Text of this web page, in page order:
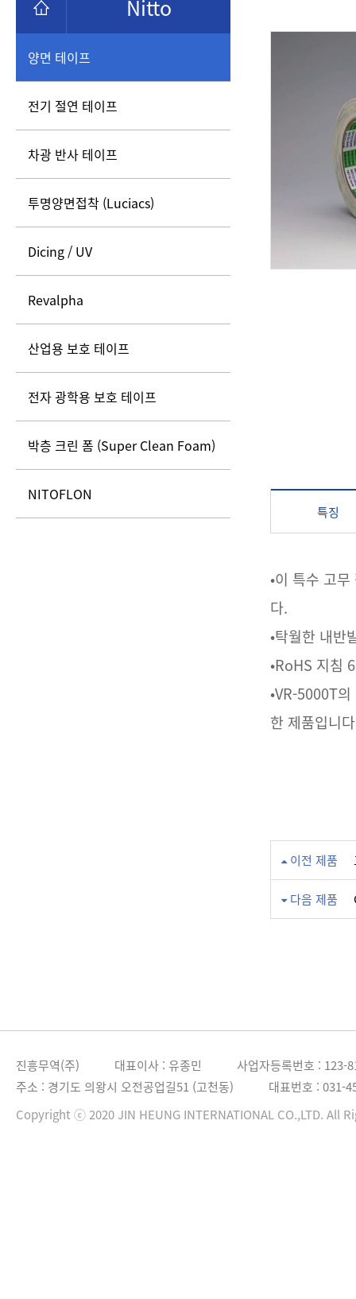
Nitto
양면 테이프
전기 절연 테이프
차광 반사 테이프
투명양면접착 (Luciacs)
Dicing / UV
Revalpha
산업용 보호 테이프
전자 광학용 보호 테이프
박층 크린 폼 (Super Clean Foam)
NITOFLON
특징
•이 특수 고
다.
•탁월한 내반
•RoHS 지침
•VR-5000T
한 제품입니
이전 제품
다음 제품
진흥무역(주) 대표이사 : 유종민
사업자등록번호 : 123-
주소 : 경기도 의왕시 오전공업길51 (고천동)
대표번호 : 031-
Copyright ⓒ 2020 JIN HEUNG INTERNATIONAL CO.,LTD. All